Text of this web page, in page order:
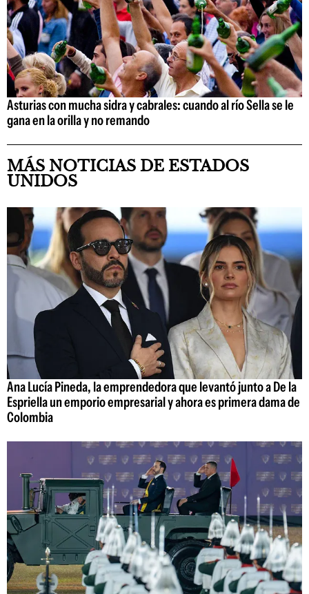
Asturias con mucha sidra y cabrales: cuando al río Sella se le
gana en la orilla y no remando
MÁS NOTICIAS DE ESTADOS
UNIDOS
Ana Lucía Pineda, la emprendedora que levantó junto a De la
Espriella un emporio empresarial y ahora es primera dama de
Colombia